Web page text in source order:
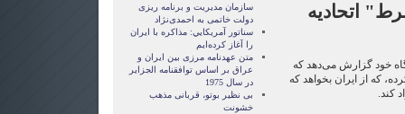
اتحادیه
خود گزارش می‌دهد که
که از ایران بخواهد که
کند.
سازمان مدیریت و برنامه ریزی
دولت خاتمی به احمدی‌نژاد
سناتور آمريکايي: مذاکره با ايران
را آغاز کرده‌ايم
متن عهدنامه مرزى بين ايران و
عراق بر اساس توافقنامه الجزاير
در سال 1975
بی نظیر بوتو، قربانی مذهب
خشونت